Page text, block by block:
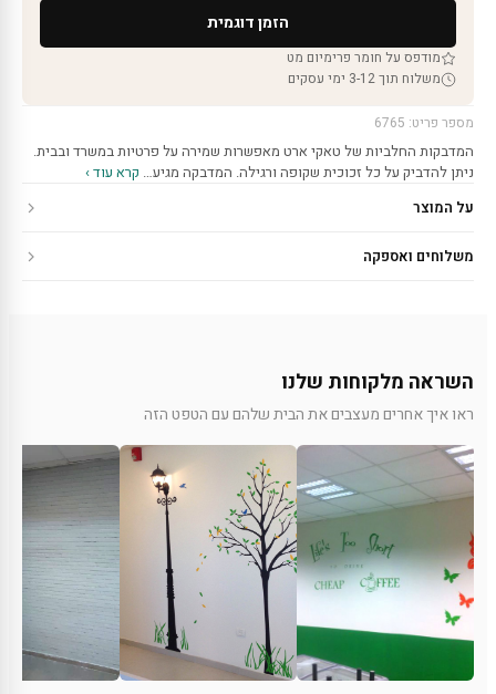
הזמן דוגמית
מודפס על חומר פרימיום מט
משלוח תוך 3-12 ימי עסקים
מספר פריט: 6765
המדבקות החלביות של טאקי ארט מאפשרות שמירה על פרטיות במשרד ובבית.
ניתן להדביק על כל זכוכית שקופה ורגילה. המדבקה מגיע… קרא עוד ›
על המוצר
משלוחים ואספקה
השראה מלקוחות שלנו
ראו איך אחרים מעצבים את הבית שלהם עם הטפט הזה